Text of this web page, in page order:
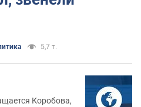
5,7 т.
Коробова,